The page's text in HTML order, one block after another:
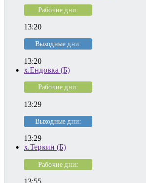
Рабочие дни:
13:20
Выходные дни:
13:20
х.Ендовка (Б)
Рабочие дни:
13:29
Выходные дни:
13:29
х.Теркин (Б)
Рабочие дни: